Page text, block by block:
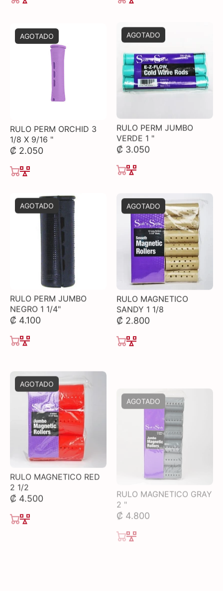
RULO PERM ORCHID 3
1/8 X 9/16 "
₡ 2.050
AGOTADO
RULO PERM JUMBO
VERDE 1 "
₡ 3.050
AGOTADO
RULO PERM JUMBO
NEGRO 1 1/4"
₡ 4.100
AGOTADO
RULO MAGNETICO
SANDY 1 1/8
₡ 2.800
AGOTADO
RULO MAGNETICO RED
2 1/2
₡ 4.500
AGOTADO
RULO MAGNETICO GRAY
₡ 4.800